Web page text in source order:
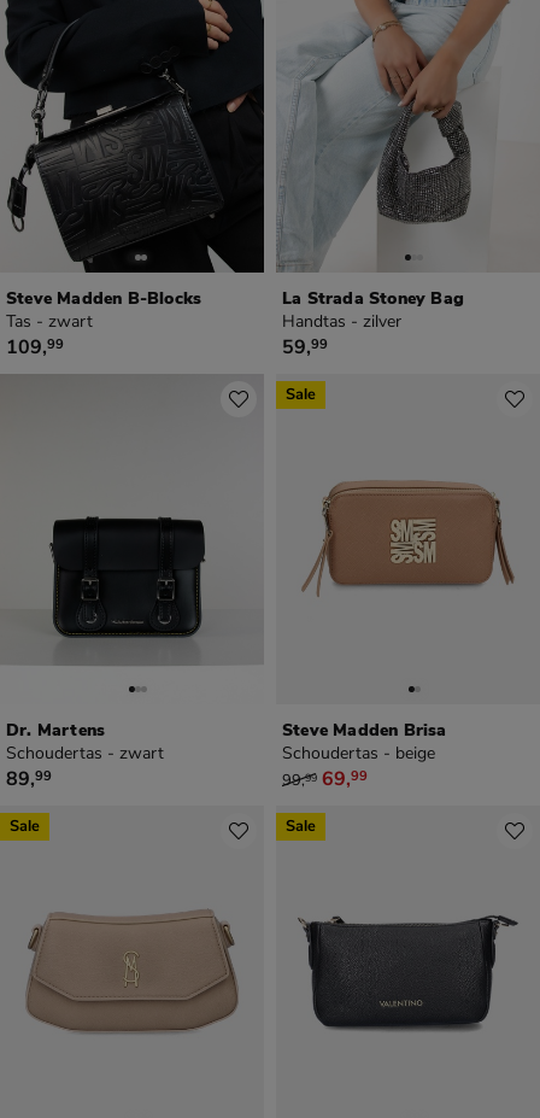
Steve Madden B-Blocks
Tas - zwart
€ 109,99
109,99
La Strada Stoney Bag
Handtas - zilver
€ 59,99
59,99
Dr. Martens
Schoudertas - zwart
€ 89,99
89,99
Steve Madden Brisa
Schoudertas - beige
van € 99,99 voor € 69,99
99,99 69,99
Sale
Sale Sale